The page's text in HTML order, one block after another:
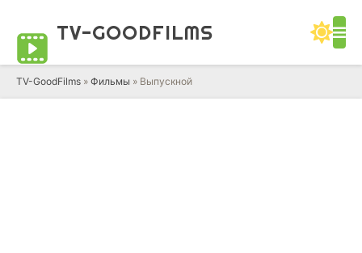
TV-GOODFILMS
TV-GoodFilms » Фильмы » Выпускной